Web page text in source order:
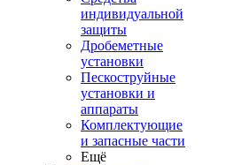
индивидуальной
защиты
Дробеметные
установки
Пескоструйные
установки и
аппараты
Комплектующие
и запасные части
Ещё